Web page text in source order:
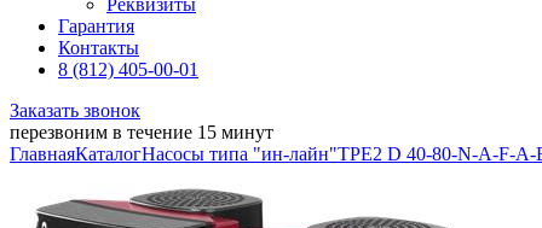
Реквизиты
Гарантия
Контакты
8 (812) 405-00-01
Заказать звонок
перезвоним в течение 15 минут
ГлавнаяКаталогНасосы типа "ин-лайн"TPE2 D 40-80-N-A-F-A-